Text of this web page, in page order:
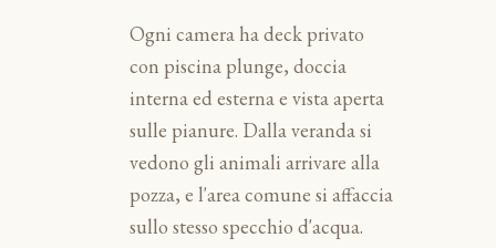
Ogni camera ha deck privato
con piscina plunge, doccia
interna ed esterna e vista aperta
sulle pianure. Dalla veranda si
vedono gli animali arrivare alla
pozza, e l'area comune si affaccia
sullo stesso specchio d'acqua.